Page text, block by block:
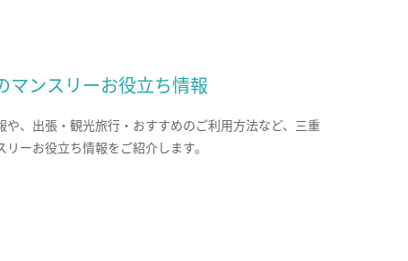
マンスリーお役立ち情報
や、出張・観光旅行・おすすめのご利用方法など、三重
リーお役立ち情報をご紹介します。